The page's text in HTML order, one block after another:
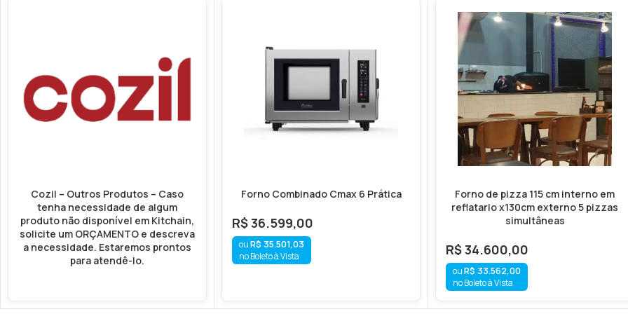
Cozil – Outros Produtos – Caso
tenha necessidade de algum
produto não disponível em Kitchain,
solicite um ORÇAMENTO e descreva
a necessidade. Estaremos prontos
para atendê-lo.
Forno Combinado Cmax 6 Prática
R$36.599,00
R$ 35.501,03
no Boleto à Vista
Forno de pizza 115 cm interno em
reflatario x130cm externo 5 pizzas
simultâneas
R$34.600,00
R$ 33.562,00
no Boleto à Vista